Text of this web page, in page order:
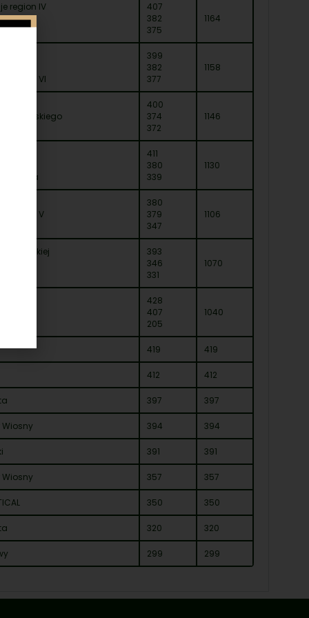
region IV
407
382
375
1164
region VI
399
382
377
1158
Wardyńskiego
400
374
372
1146
Lata
411
380
339
1130
region V
380
379
347
1106
Łowieckiej
393
346
331
1070
428
407
205
1040
419 419
412 412
397 397
Wiosny 394 394
391 391
Wiosny 357 357
350 350
320 320
299 299